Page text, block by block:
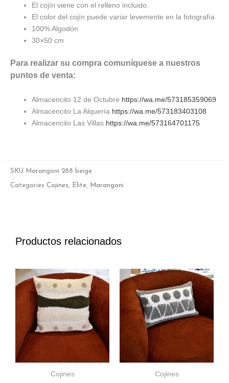
El cojín viene con el relleno incluido.
El color del cojín puede variar levemente en la fotografía
100% Algodón
30×50 cm
Para realizar su compra comuníquese a nuestros
puntos de venta:
Almacencito 12 de Octubre https://wa.me/573185359069
Almacencito La Alquería https://wa.me/573183403108
Almacencito Las Villas https://wa.me/573164701175
SKU Marangoni 288 beige
Categories Cojines, Elite, Marangoni
Productos relacionados
Cojines Cojines